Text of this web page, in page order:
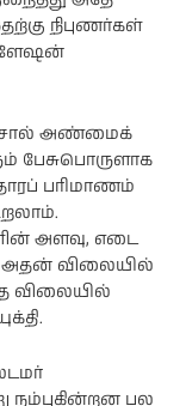
நிபுணர்கள்
சொல் அண்மைக்
பேசுபொருளாக
பரிமாணம்
அளவு, எடை
அதன் விலையில்
விலையில்
நம்புகின்றன பல